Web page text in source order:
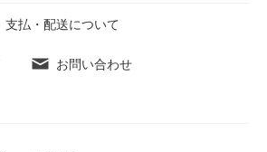
支払・配送について
お問い合わせ